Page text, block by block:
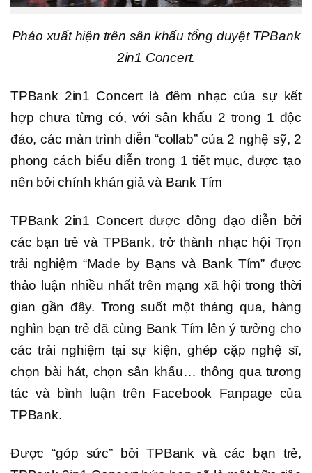
Pháo xuất hiện trên sân khấu tổng duyệt TPBank
2in1 Concert.
TPBank 2in1 Concert là đêm nhạc của sự kết
hợp chưa từng có, với sân khấu 2 trong 1 độc
đáo, các màn trình diễn “collab” của 2 nghệ sỹ, 2
phong cách biểu diễn trong 1 tiết mục, được tạo
nên bởi chính khán giả và Bank Tím
TPBank 2in1 Concert được đồng đạo diễn bởi
các bạn trẻ và TPBank, trở thành nhạc hội Trọn
trải nghiệm “Made by Bạns và Bank Tím” được
thảo luận nhiều nhất trên mạng xã hội trong thời
gian gần đây. Trong suốt một tháng qua, hàng
nghìn bạn trẻ đã cùng Bank Tím lên ý tưởng cho
các trải nghiệm tại sự kiện, ghép cặp nghệ sĩ,
chọn bài hát, chọn sân khấu… thông qua tương
tác và bình luận trên Facebook Fanpage của
TPBank.
Được “góp sức” bởi TPBank và các bạn trẻ,